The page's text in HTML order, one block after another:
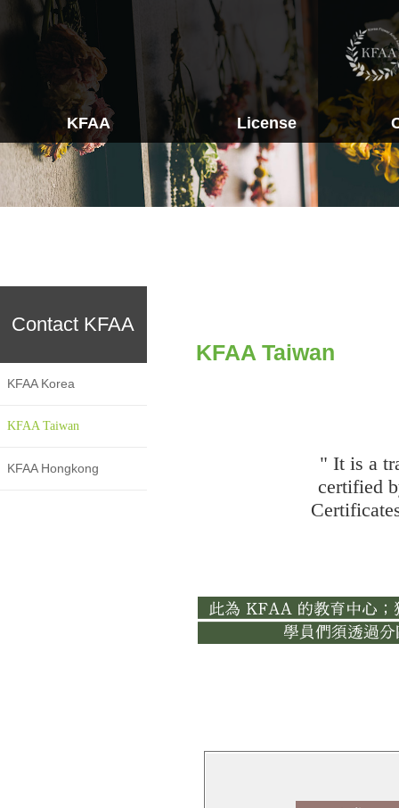
KFAA
인사말
조직도
오시는길
License
License INFO
- Silk Flower
- Dry Flower
KFAA
KFAA
KFAA
Contact KFAA
KFAA Korea
KFAA Taiwan
KFAA Hongkong
KFAA Taiwan
" It is a
certified